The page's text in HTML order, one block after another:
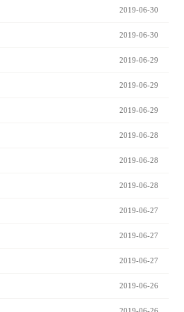
2019-06-30
2019-06-30
2019-06-29
2019-06-29
2019-06-29
2019-06-28
2019-06-28
2019-06-28
2019-06-27
2019-06-27
2019-06-27
2019-06-26